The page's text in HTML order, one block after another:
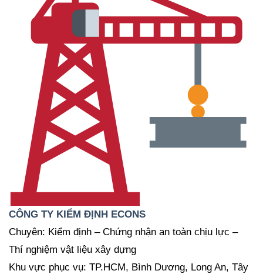
CÔNG TY KIỂM ĐỊNH ECONS
Chuyên: Kiểm định – Chứng nhận an toàn chịu lực –
Thí nghiệm vật liệu xây dựng
Khu vực phục vụ: TP.HCM, Bình Dương, Long An, Tây